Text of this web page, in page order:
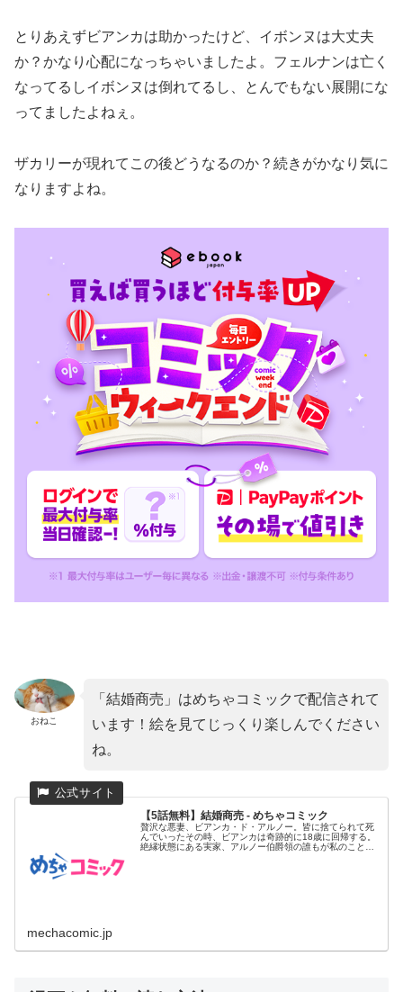
とりあえずビアンカは助かったけど、イボンヌは大丈夫
か？かなり心配になっちゃいましたよ。フェルナンは亡く
なってるしイボンヌは倒れてるし、とんでもない展開にな
ってましたよねぇ。
ザカリーが現れてこの後どうなるのか？続きがかなり気に
なりますよね。
おねこ
「結婚商売」はめちゃコミックで配信されて
います！絵を見てじっくり楽しんでください
ね。
【5話無料】結婚商売 - めちゃコミック
贅沢な悪妻、ビアンカ・ド・アルノー。皆に捨てられて死
んでいったその時、ビアンカは奇跡的に18歳に回帰する。
絶縁状態にある実家、アルノー伯爵領の誰もが私のことを
mechacomic.jp